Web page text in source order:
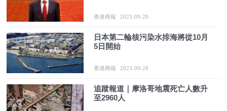
香港商報 2023-09-28
日本第二輪核污染水排海將從10月
5日開始
香港商報 2023-09-28
追蹤報道｜​摩洛哥地震死亡人數升
至2960人